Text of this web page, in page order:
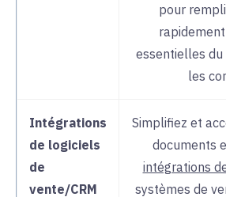
pour
essentielles
les
Intégrations
de logiciels
de
vente/CRM
Simplifiez et
documents
intégrations
systèmes de